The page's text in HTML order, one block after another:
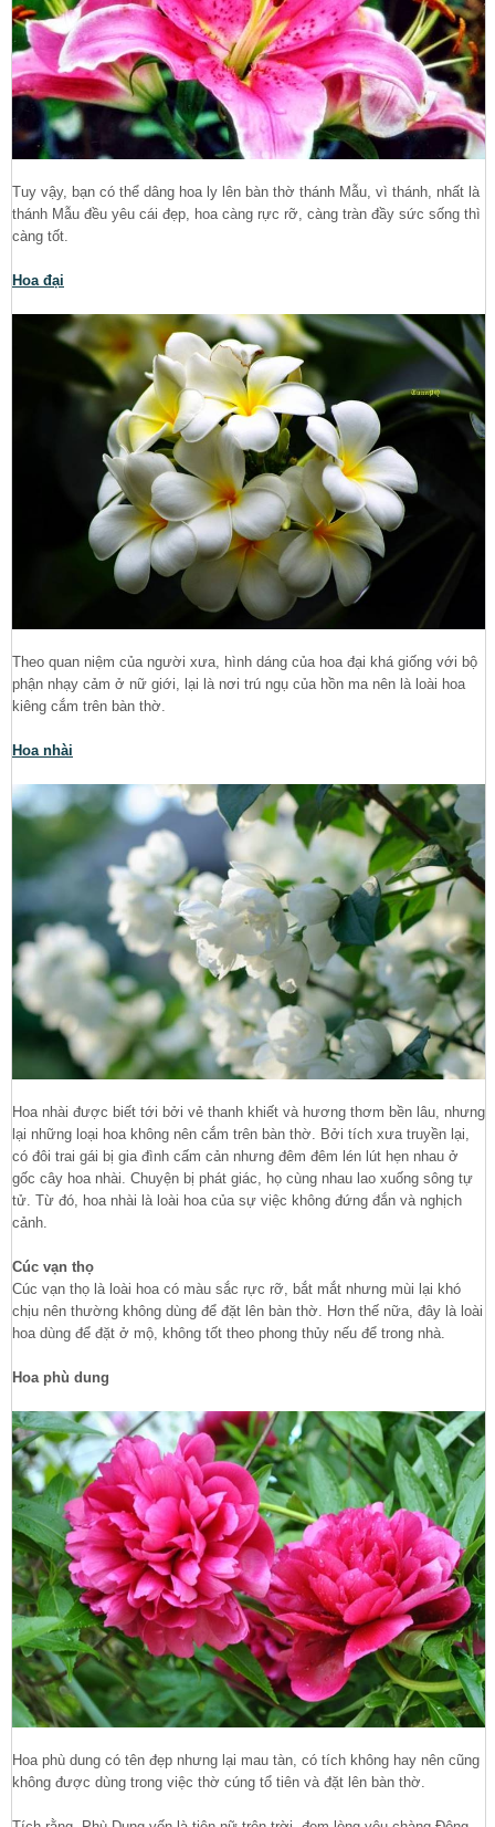
Tuy vậy, bạn có thể dâng hoa ly lên bàn thờ thánh Mẫu, vì thánh, nhất là
thánh Mẫu đều yêu cái đẹp, hoa càng rực rỡ, càng tràn đầy sức sống thì
càng tốt.
Hoa đại
Theo quan niệm của người xưa, hình dáng của hoa đại khá giống với bộ
phận nhạy cảm ở nữ giới, lại là nơi trú ngụ của hồn ma nên là loài hoa
kiêng cắm trên bàn thờ.
Hoa nhài
Hoa nhài được biết tới bởi vẻ thanh khiết và hương thơm bền lâu, nhưng
lại những loại hoa không nên cắm trên bàn thờ. Bởi tích xưa truyền lại,
có đôi trai gái bị gia đình cấm cản nhưng đêm đêm lén lút hẹn nhau ở
gốc cây hoa nhài. Chuyện bị phát giác, họ cùng nhau lao xuống sông tự
tử. Từ đó, hoa nhài là loài hoa của sự việc không đứng đắn và nghịch
cảnh.
Cúc vạn thọ
Cúc vạn thọ là loài hoa có màu sắc rực rỡ, bắt mắt nhưng mùi lại khó
chịu nên thường không dùng để đặt lên bàn thờ. Hơn thế nữa, đây là loài
hoa dùng để đặt ở mộ, không tốt theo phong thủy nếu để trong nhà.
Hoa phù dung
Hoa phù dung có tên đẹp nhưng lại mau tàn, có tích không hay nên cũng
không được dùng trong việc thờ cúng tổ tiên và đặt lên bàn thờ.